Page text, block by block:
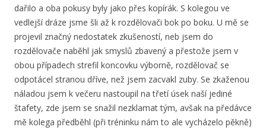
dařilo a oba pokusy byly jako přes kopírák. S kolegou ve
vedlejší dráze jsme šli až k rozdělovači bok po boku. U mě se
projevil značný nedostatek zkušeností, neb jsem do
rozdělovače naběhl jak smyslů zbavený a přestože jsem v
obou případech strefil koncovku výborně, rozdělovač se
odpotácel stranou dříve, než jsem zacvakl zuby. Se zkaženou
náladou jsem k večeru nastoupil na třetí úsek naší jediné
štafety, zde jsem se snažil nezklamat tým, avšak na předávce
mě kolega předběhl (při tréninku nám to ale vycházelo pěkně)